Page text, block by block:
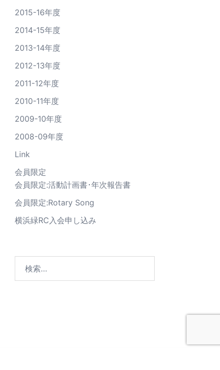
2015-16年度
2014-15年度
2013-14年度
2012-13年度
2011-12年度
2010-11年度
2009-10年度
2008-09年度
Link
会員限定
会員限定:活動計画書･年次報告書
会員限定:Rotary Song
横浜緑RC入会申し込み